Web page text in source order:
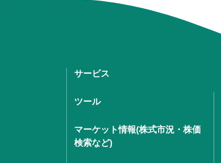
サービス
ツール
マーケット情報(株式市況・株価
検索など)